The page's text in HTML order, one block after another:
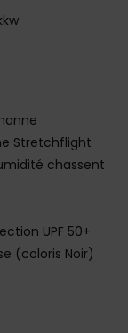
Stretchflight
chassent
UPF 50+
(coloris Noir)